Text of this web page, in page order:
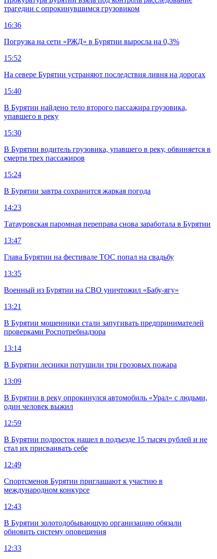
трагедии с опрокинувшимся грузовиком
16:36
Погрузка на сети «РЖД» в Бурятии выросла на 0,3%
15:52
На севере Бурятии устраняют последствия ливня на дорогах
15:40
В Бурятии найдено тело второго пассажира грузовика,
упавшего в реку
15:30
В Бурятии водитель грузовика, упавшего в реку, обвиняется в
смерти трех пассажиров
15:24
В Бурятии завтра сохранится жаркая погода
14:23
Татауровская паромная переправа снова заработала в Бурятии
13:47
Глава Бурятии на фестивале ТОС попал на свадьбу
13:35
Военный из Бурятии на СВО уничтожил «Бабу-ягу»
13:21
В Бурятии мошенники стали запугивать предпринимателей
проверками Роспотребнадзора
13:14
В Бурятии лесники потушили три грозовых пожара
13:09
В Бурятии в реку опрокинулся автомобиль «Урал» с людьми,
один человек выжил
12:59
В Бурятии подросток нашел в подъезде 15 тысяч рублей и не
стал их присваивать себе
12:49
Спортсменов Бурятии приглашают к участию в
международном конкурсе
12:43
В Бурятии золотодобывающую организацию обязали
обновить систему оповещения
12:33